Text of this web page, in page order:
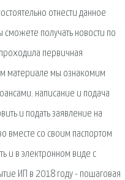
отнести данное
сможете получать новости по
первичная
материале мы ознакомим
написание и подача
и подать заявление на
вместе со своим паспортом
и в электронном виде с
ИП в 2018 году - пошаговая